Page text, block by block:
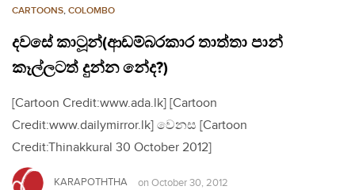
CARTOONS, COLOMBO
දවසේ කාටූන්(ආඩම්බරකාර තාත්තා පාන්
කෑල්ලටත් දුන්න නේද?)
[Cartoon Credit:www.ada.lk] [Cartoon
Credit:www.dailymirror.lk] වෙනස [Cartoon
Credit:Thinakkural 30 October 2012]
KARAPOTHTHA on October 30, 2012